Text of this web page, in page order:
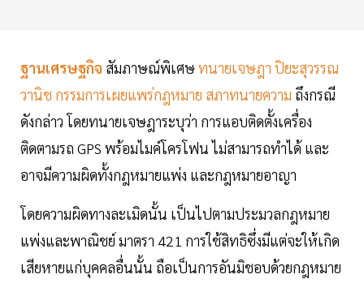
ฐานเศรษฐกิจ สัมภาษณ์พิเศษทนายเจษฎา ปิยะสุวรรณ
วานิช กรรมการเผยแพร่กฎหมาย สภาทนายความ ถึงกรณี
ดังกล่าว โดยทนายเจษฎาระบุว่า การแอบติดตั้งเครื่อง
ติดตามรถ GPS พร้อมไมค์โครโฟน ไม่สามารถทำได้ และ
อาจมีความผิดทั้งกฎหมายแพ่ง และกฎหมายอาญา
โดยความผิดทางละเมิดนั้น เป็นไปตามประมวลกฎหมาย
แพ่งและพาณิชย์ มาตรา 421 การใช้สิทธิซึ่งมีแต่จะให้เกิด
เสียหายแก่บุคคลอื่นนั้น ถือเป็นการอันมิชอบด้วยกฎหมาย